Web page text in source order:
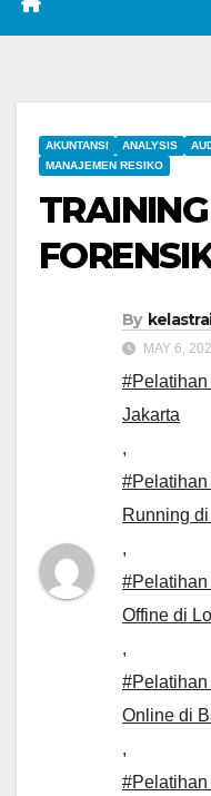
AKUNTANSI ANALYSIS
MANAJEMEN RESIKO
By
MAY 6,
#Pelatihan
Jakarta
,
Running
,
#Pelatihan
Offine di
,
#Pelatihan
Online di
,
#Pelatihan